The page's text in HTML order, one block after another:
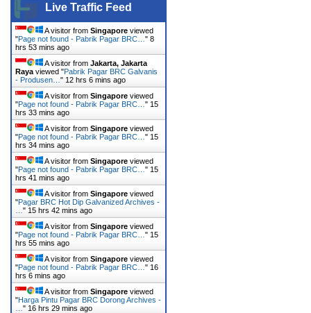
Live Traffic Feed
A visitor from Singapore viewed
"Page not found - Pabrik Pagar BRC… " 8
hrs 53 mins ago
A visitor from Jakarta, Jakarta
Raya viewed "Pabrik Pagar BRC Galvanis
- Produsen… " 12 hrs 6 mins ago
A visitor from Singapore viewed
"Page not found - Pabrik Pagar BRC… " 15
hrs 33 mins ago
A visitor from Singapore viewed
"Page not found - Pabrik Pagar BRC… " 15
hrs 34 mins ago
A visitor from Singapore viewed
"Page not found - Pabrik Pagar BRC… " 15
hrs 41 mins ago
A visitor from Singapore viewed
"Pagar BRC Hot Dip Galvanized Archives -
" 15 hrs 42 mins ago
A visitor from Singapore viewed
"Page not found - Pabrik Pagar BRC… " 15
hrs 55 mins ago
A visitor from Singapore viewed
"Page not found - Pabrik Pagar BRC… " 16
hrs 6 mins ago
A visitor from Singapore viewed
"Harga Pintu Pagar BRC Dorong Archives -
" 16 hrs 29 mins ago